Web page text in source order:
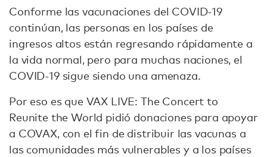
Conforme las vacunaciones del COVID-19
continúan, las personas en los países de
ingresos altos están regresando rápidamente a
la vida normal, pero para muchas naciones, el
COVID-19 sigue siendo una amenaza.
Por eso es que VAX LIVE: The Concert to
Reunite the World pidió donaciones para apoyar
a COVAX, con el fin de distribuir las vacunas a
las comunidades más vulnerables y a los países